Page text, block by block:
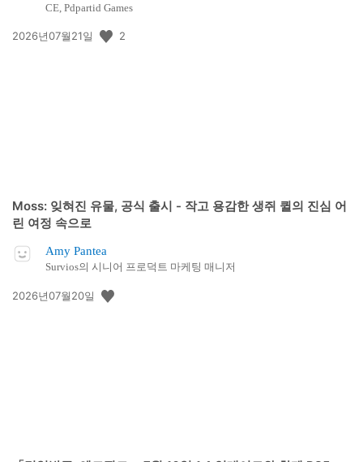
CE, Pdpartid Games
공
2026년07월21일 2
Moss: 잊혀진 유물, 공식 출시 - 작고 용감한 생쥐 퀼의 진심 어
린 여정 속으로
Amy Pantea
Survios의 시니어 프로덕트 마케팅 매니저
공
2026년07월20일